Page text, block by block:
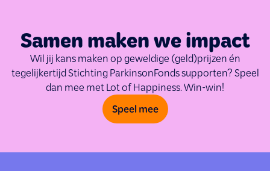
Samen maken we impact
Wil jij kans maken op geweldige (geld)prijzen én
tegelijkertijd Stichting ParkinsonFonds supporten? Speel
dan mee met Lot of Happiness. Win-win!
Speel mee